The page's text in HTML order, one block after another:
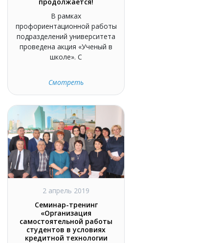
В рамках
профориентационной работы
подразделений университета
проведена акция «Ученый в
школе». С
Смотреть
2 апрель 2019
Семинар-тренинг
«Организация
самостоятельной работы
студентов в условиях
кредитной технологии